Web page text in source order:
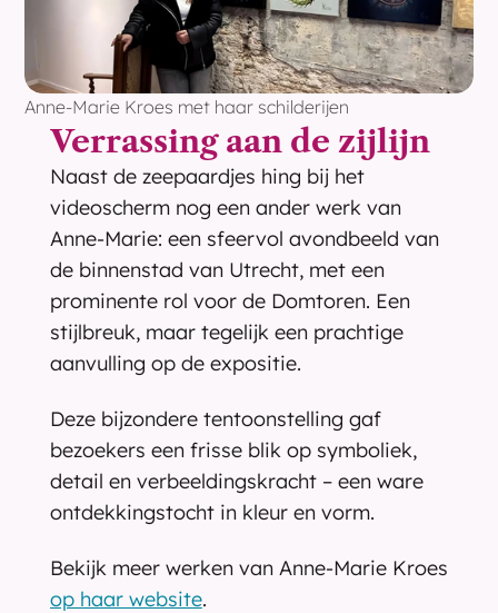
Anne-Marie Kroes met haar schilderijen
Verrassing aan de zijlijn
Naast de zeepaardjes hing bij het
videoscherm nog een ander werk van
Anne-Marie: een sfeervol avondbeeld van
de binnenstad van Utrecht, met een
prominente rol voor de Domtoren. Een
stijlbreuk, maar tegelijk een prachtige
aanvulling op de expositie.
Deze bijzondere tentoonstelling gaf
bezoekers een frisse blik op symboliek,
detail en verbeeldingskracht – een ware
ontdekkingstocht in kleur en vorm.
op haar website.